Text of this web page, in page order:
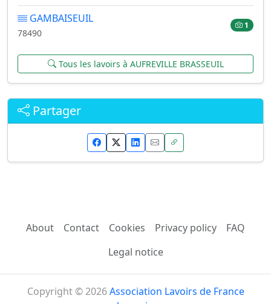
GAMBAISEUIL
78490
1
Tous les lavoirs à AUFREVILLE BRASSEUIL
Partager
About Contact Cookies Privacy policy
FAQ
Legal notice
Copyright © 2026Association Lavoirs de France